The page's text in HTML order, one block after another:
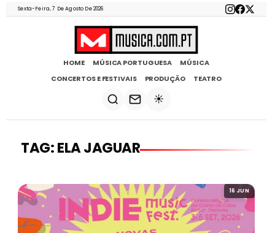
Sexta-Feira, 7 De Agosto De 2026
HOME MÚSICA PORTUGUESA
MÚSICA
CONCERTOS E FESTIVAIS
PRODUÇÃO TEATRO
☀️
TAG: ELA JAGUAR
16 JUN